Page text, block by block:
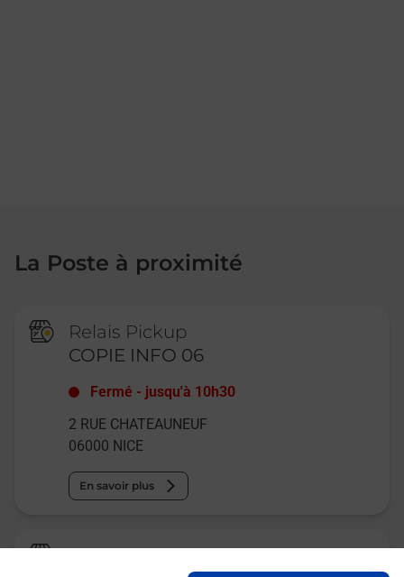
La Poste à proximité
Relais Pickup
COPIE INFO 06
Fermé - jusqu'à 10h30
2 RUE CHATEAUNEUF
06000 NICE
En savoir plus
Relais Pickup